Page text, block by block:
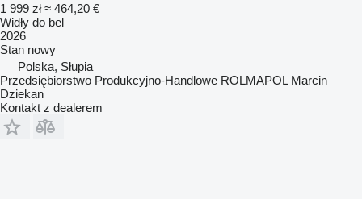
1 999 zł ≈ 464,20 €
Widły do bel
2026
Stan nowy
Polska, Słupia
Przedsiębiorstwo Produkcyjno-Handlowe ROLMAPOL Marcin
Dziekan
Kontakt z dealerem